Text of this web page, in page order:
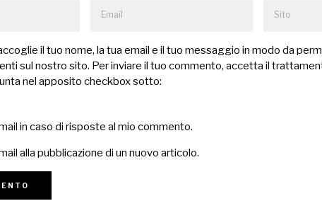
il tuo nome, la tua email e il tuo messaggio in modo da
sul nostro sito. Per inviare il tuo commento, accetta il
nel apposito checkbox sotto:
in caso di risposte al mio commento.
alla pubblicazione di un nuovo articolo.